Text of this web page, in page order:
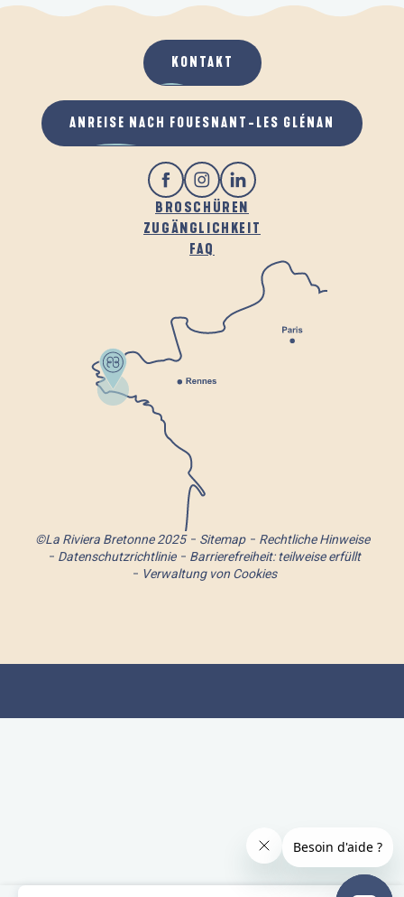
BROSCHÜREN
ZUGÄNGLICHKEIT
FAQ
KONTAKT
ANREISE NACH FOUESNANT-LES GLÉNAN
©La Riviera Bretonne 2025 Sitemap
Rechtliche Hinweise
Datenschutzrichtlinie
Barrierefreiheit: teilweise erfüllt
Verwaltung von Cookies